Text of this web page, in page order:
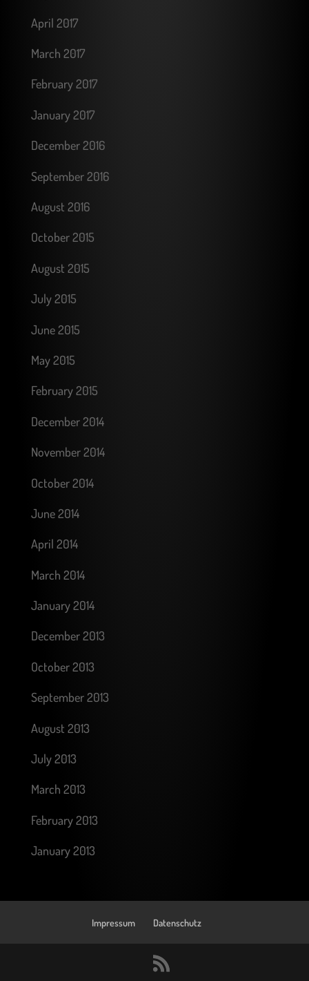
April 2017
March 2017
February 2017
January 2017
December 2016
September 2016
August 2016
October 2015
August 2015
July 2015
June 2015
May 2015
February 2015
December 2014
November 2014
October 2014
June 2014
April 2014
March 2014
January 2014
December 2013
October 2013
September 2013
August 2013
July 2013
March 2013
February 2013
January 2013
Impressum Datenschutz